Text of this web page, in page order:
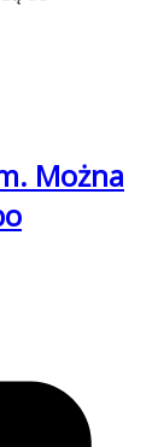
Można